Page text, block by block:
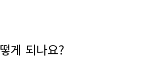
게 되나요?